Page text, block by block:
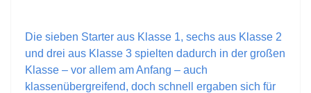
Die sieben Starter aus Klasse 1, sechs aus Klasse 2
und drei aus Klasse 3 spielten dadurch in der großen
Klasse – vor allem am Anfang – auch
klassenübergreifend, doch schnell ergaben sich für